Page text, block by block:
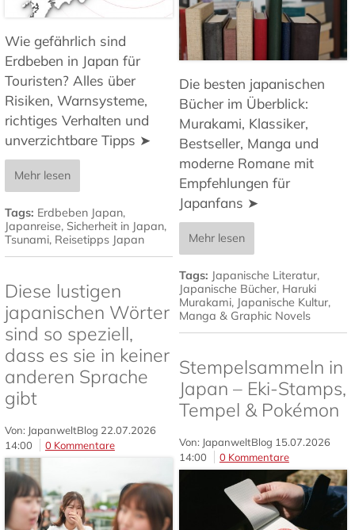
Wie gefährlich sind
Erdbeben in Japan für
Touristen? Alles über
Risiken, Warnsysteme,
richtiges Verhalten und
unverzichtbare Tipps ➤
Mehr lesen
Tags: Erdbeben Japan,
Japanreise, Sicherheit in Japan,
Tsunami, Reisetipps Japan
Die besten japanischen
Bücher im Überblick:
Murakami, Klassiker,
Bestseller, Manga und
moderne Romane mit
Empfehlungen für
Japanfans ➤
Mehr lesen
Tags: Japanische Literatur,
Japanische Bücher, Haruki
Murakami, Japanische Kultur,
Manga & Graphic Novels
Diese lustigen
japanischen Wörter
sind so speziell,
dass es sie in keiner
anderen Sprache
gibt
Von: JapanweltBlog 22.07.2026
14:00
0 Kommentare
Stempelsammeln in
Japan – Eki-Stamps,
Tempel & Pokémon
Von: JapanweltBlog 15.07.2026
14:00
0 Kommentare